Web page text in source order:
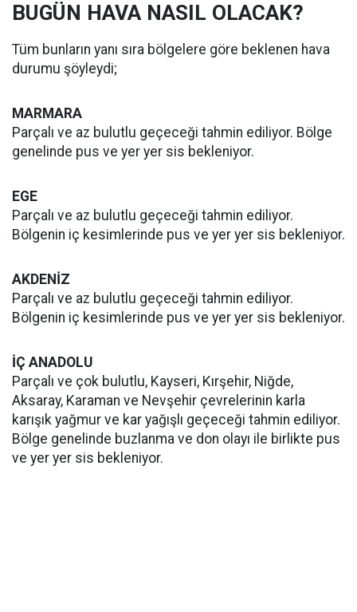
BUGÜN HAVA NASIL OLACAK?
Tüm bunların yanı sıra bölgelere göre beklenen hava
durumu şöyleydi;
MARMARA
Parçalı ve az bulutlu geçeceği tahmin ediliyor. Bölge
genelinde pus ve yer yer sis bekleniyor.
EGE
Parçalı ve az bulutlu geçeceği tahmin ediliyor.
Bölgenin iç kesimlerinde pus ve yer yer sis bekleniyor.
AKDENİZ
Parçalı ve az bulutlu geçeceği tahmin ediliyor.
Bölgenin iç kesimlerinde pus ve yer yer sis bekleniyor.
İÇ ANADOLU
Parçalı ve çok bulutlu, Kayseri, Kırşehir, Niğde,
Aksaray, Karaman ve Nevşehir çevrelerinin karla
karışık yağmur ve kar yağışlı geçeceği tahmin ediliyor.
Bölge genelinde buzlanma ve don olayı ile birlikte pus
ve yer yer sis bekleniyor.